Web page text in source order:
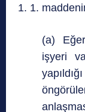
1. 1.
(a)
işyeri